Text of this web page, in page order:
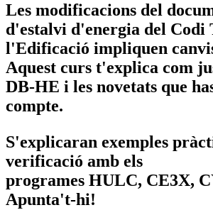
Les modificacions del
d'estalvi d'energia del Codi
l'Edificació impliquen
Aquest curs t'explica com
DB-HE i les novetats que
compte.
S'explicaran exemples
verificació amb els
programes HULC, CE3X,
Apunta't-hi!